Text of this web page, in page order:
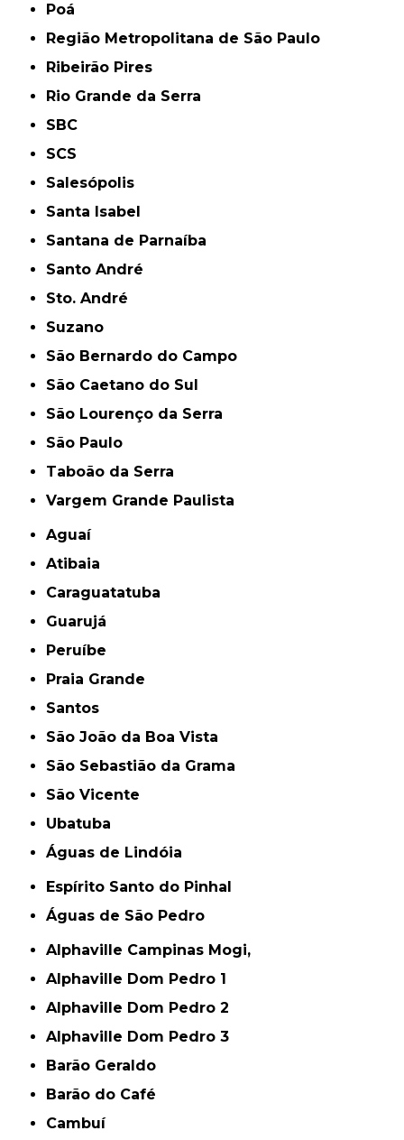
Poá
Região Metropolitana de São Paulo
Ribeirão Pires
Rio Grande da Serra
SBC
SCS
Salesópolis
Santa Isabel
Santana de Parnaíba
Santo André
Sto. André
Suzano
São Bernardo do Campo
São Caetano do Sul
São Lourenço da Serra
São Paulo
Taboão da Serra
Vargem Grande Paulista
Aguaí
Atibaia
Caraguatatuba
Guarujá
Peruíbe
Praia Grande
Santos
São João da Boa Vista
São Sebastião da Grama
São Vicente
Ubatuba
Águas de Lindóia
Espírito Santo do Pinhal
Águas de São Pedro
Alphaville Campinas Mogi,
Alphaville Dom Pedro 1
Alphaville Dom Pedro 2
Alphaville Dom Pedro 3
Barão Geraldo
Barão do Café
Cambuí